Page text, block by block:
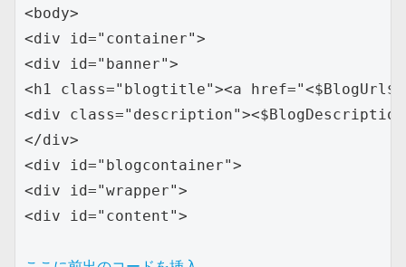
<body>
<div id="container">
<div id="banner">
<h1 class="blogtitle"><a
<div
</div>
<div id="blogcontainer">
<div id="wrapper">
<div id="content">